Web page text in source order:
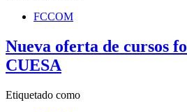
FCCOM
Nueva oferta de cursos
CUESA
Etiquetado como